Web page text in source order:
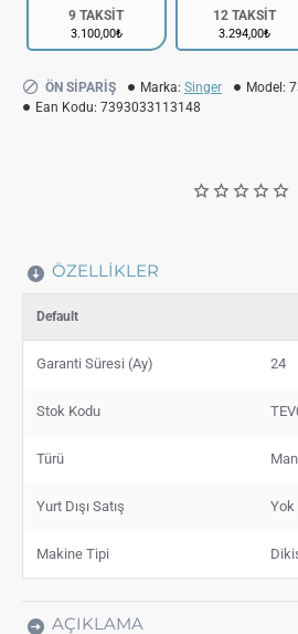
9 TAKSİT
3.100,00₺
12 TAKSİT
3.294,00₺
ÖN SIPARIŞ Marka: Singer Model:
Ean Kodu: 7393033113148
ÖZELLIKLER
Default
Garanti Süresi (Ay) 24
Stok Kodu
Türü
Yurt Dışı Satış Yok
Makine Tipi
AÇIKLAMA